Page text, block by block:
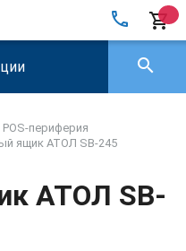
local_phone shopping_cart
search
POS-периферия
ящик АТОЛ SB-245
АТОЛ SB-